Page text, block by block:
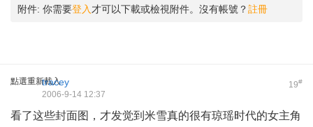
附件: 你需要登入 才可以下載或檢視附件。沒有帳號？註冊
點選重新載入 19#
tracey
2006-9-14 12:37
看了这些封面图，才发觉到米雪真的很有琼瑶时代的女主角